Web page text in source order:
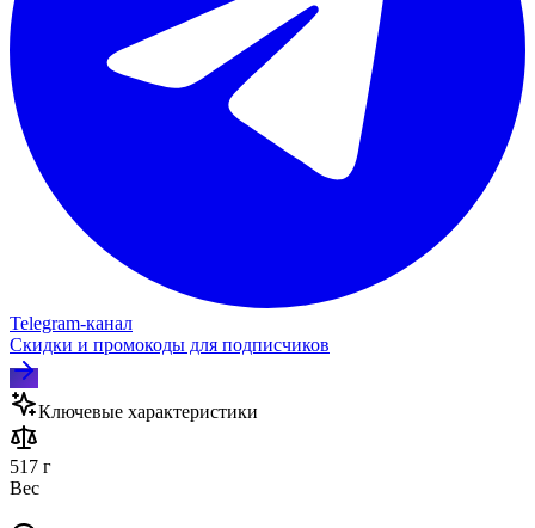
Telegram‑канал
Скидки и промокоды для подписчиков
Ключевые характеристики
517 г
Вес